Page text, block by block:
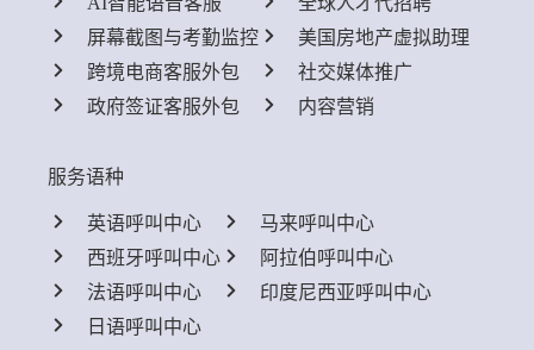
屏幕截图与考勤监控
跨境电商客服外包
政府签证客服外包
美国房地产虚拟助理
社交媒体推广
内容营销
服务语种
英语呼叫中心
西班牙呼叫中心
法语呼叫中心
日语呼叫中心
马来呼叫中心
阿拉伯呼叫中心
印度尼西亚呼叫中心